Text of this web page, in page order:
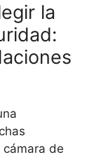
la
cámara de